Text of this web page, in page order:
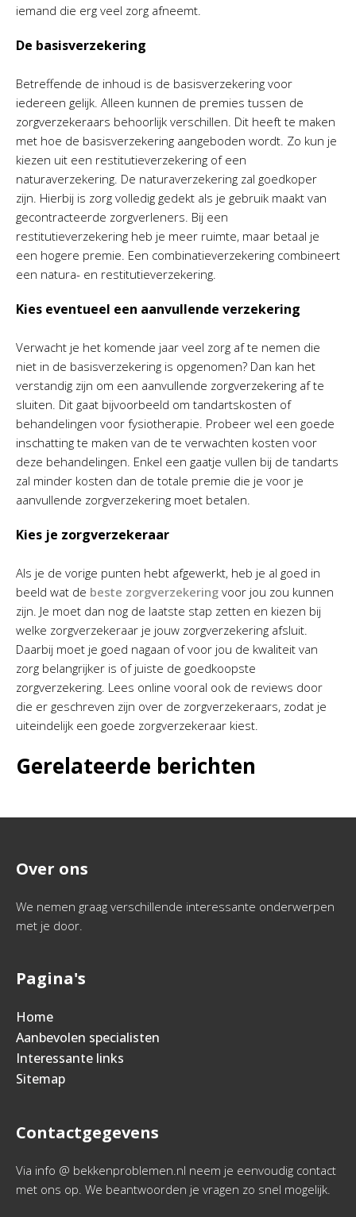
iemand die erg veel zorg afneemt.
De basisverzekering
Betreffende de inhoud is de basisverzekering voor
iedereen gelijk. Alleen kunnen de premies tussen de
zorgverzekeraars behoorlijk verschillen. Dit heeft te maken
met hoe de basisverzekering aangeboden wordt. Zo kun je
kiezen uit een restitutieverzekering of een
naturaverzekering. De naturaverzekering zal goedkoper
zijn. Hierbij is zorg volledig gedekt als je gebruik maakt van
gecontracteerde zorgverleners. Bij een
restitutieverzekering heb je meer ruimte, maar betaal je
een hogere premie. Een combinatieverzekering combineert
een natura- en restitutieverzekering.
Kies eventueel een aanvullende verzekering
Verwacht je het komende jaar veel zorg af te nemen die
niet in de basisverzekering is opgenomen? Dan kan het
verstandig zijn om een aanvullende zorgverzekering af te
sluiten. Dit gaat bijvoorbeeld om tandartskosten of
behandelingen voor fysiotherapie. Probeer wel een goede
inschatting te maken van de te verwachten kosten voor
deze behandelingen. Enkel een gaatje vullen bij de tandarts
zal minder kosten dan de totale premie die je voor je
aanvullende zorgverzekering moet betalen.
Kies je zorgverzekeraar
Als je de vorige punten hebt afgewerkt, heb je al goed in
beeld wat de beste zorgverzekering voor jou zou kunnen
zijn. Je moet dan nog de laatste stap zetten en kiezen bij
welke zorgverzekeraar je jouw zorgverzekering afsluit.
Daarbij moet je goed nagaan of voor jou de kwaliteit van
zorg belangrijker is of juiste de goedkoopste
zorgverzekering. Lees online vooral ook de reviews door
die er geschreven zijn over de zorgverzekeraars, zodat je
uiteindelijk een goede zorgverzekeraar kiest.
Gerelateerde berichten
Over ons
We nemen graag verschillende interessante onderwerpen
met je door.
Pagina's
Home
Aanbevolen specialisten
Interessante links
Sitemap
Contactgegevens
Via info @ bekkenproblemen.nl neem je eenvoudig contact
met ons op. We beantwoorden je vragen zo snel mogelijk.